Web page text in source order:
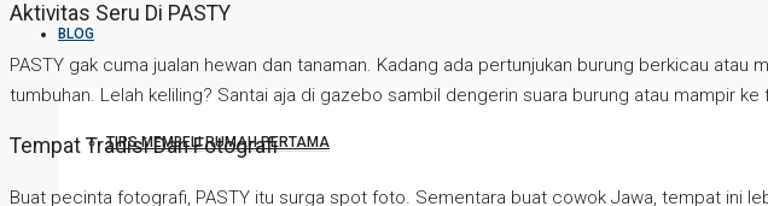
BLOG
TIPS MEMBELI RUMAH PERTAMA
Aktivitas Seru Di PASTY
PASTY gak cuma jualan hewan dan tanaman. Kadang ada pertunjukan burung berkicau
tumbuhan. Lelah keliling? Santai aja di gazebo sambil dengerin suara burung atau mampir
Tempat Tradisi Dan Fotografi
Buat pecinta fotografi, PASTY itu surga spot foto. Sementara buat cowok Jawa, tempat ini